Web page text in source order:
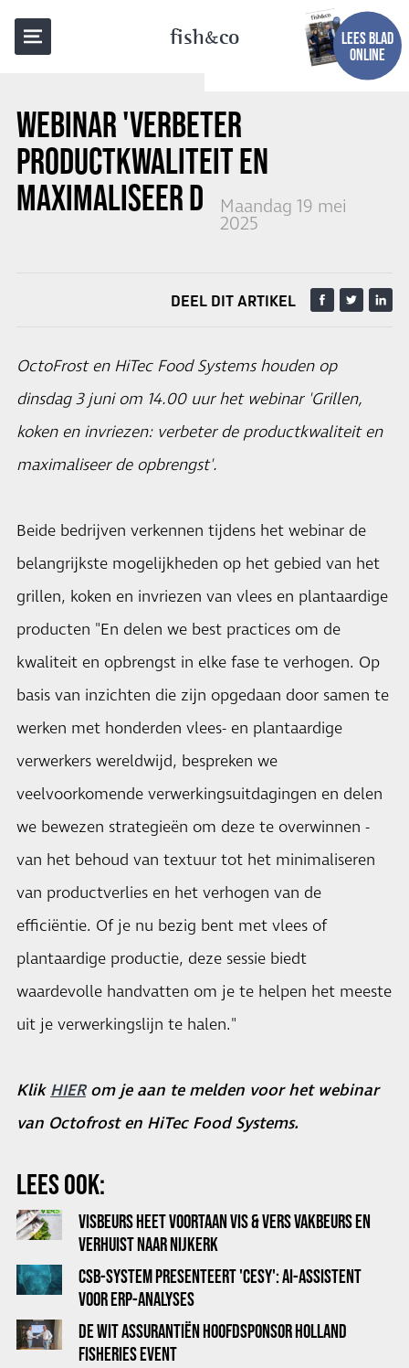
fishco
LEES BLAD
ONLINE
WEBINAR 'VERBETER
PRODUCTKWALITEIT EN
MAXIMALISEER DE OPBRENGST'
Maandag 19 mei
2025
TERUG NAAR OVERZICHT
DEEL DIT ARTIKEL
OctoFrost en HiTec Food Systems houden op
dinsdag 3 juni om 14.00 uur het webinar 'Grillen,
koken en invriezen: verbeter de productkwaliteit en
maximaliseer de opbrengst'.
Beide bedrijven verkennen tijdens het webinar de
belangrijkste mogelijkheden op het gebied van het
grillen, koken en invriezen van vlees en plantaardige
producten "En delen we best practices om de
kwaliteit en opbrengst in elke fase te verhogen. Op
basis van inzichten die zijn opgedaan door samen te
werken met honderden vlees- en plantaardige
verwerkers wereldwijd, bespreken we
veelvoorkomende verwerkingsuitdagingen en delen
we bewezen strategieën om deze te overwinnen -
van het behoud van textuur tot het minimaliseren
van productverlies en het verhogen van de
efficiëntie. Of je nu bezig bent met vlees of
plantaardige productie, deze sessie biedt
waardevolle handvatten om je te helpen het meeste
uit je verwerkingslijn te halen."
KlikHIERom je aan te melden voor het webinar
van Octofrost en HiTec Food Systems.
LEES OOK:
VISBEURS HEET VOORTAAN VIS & VERS VAKBEURS EN
VERHUIST NAAR NIJKERK
CSB-SYSTEM PRESENTEERT 'CESY': AI-ASSISTENT
VOOR ERP-ANALYSES
DE WIT ASSURANTIËN HOOFDSPONSOR HOLLAND
FISHERIES EVENT